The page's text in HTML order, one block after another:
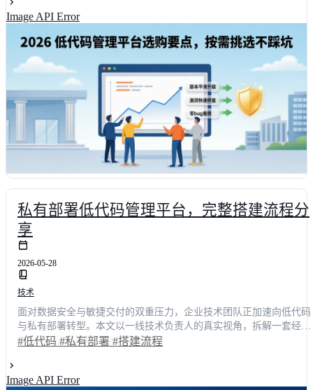
本下降40%。助您避开架构陷阱，实现业务敏捷创新。
Image API Error
私有部署低代码管理平台，完整搭建流程分
享
2026-05-28
技术
面对数据安全与敏捷交付的双重压力，企业技术团队正加速向低代码
与私有部署转型。本文以一线技术负责人的真实视角，拆解一套经过
实战打磨的搭建流程。从环境初始化到权限隔离，再到灰度发布与长
帮助技术决策者快速掌握企业级低代码平台的落地路径，实现业务系
#低代码 #私有部署 #搭建流程
Image API Error